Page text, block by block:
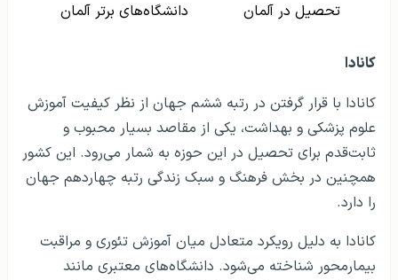
تحصیل در آلمان دانشگاه‌های برتر آلمان
کانادا
کانادا با قرار گرفتن در رتبه ششم جهان از نظر کیفیت آموزش
علوم پزشکی و بهداشت، یکی از مقاصد بسیار محبوب و
ثابت‌قدم برای تحصیل در این حوزه به شمار می‌رود. این کشور
همچنین در بخش فرهنگ و سبک زندگی رتبه چهاردهم جهان
را دارد.
کانادا به دلیل رویکرد متعادل میان آموزش تئوری و مراقبت
بیمارمحور شناخته می‌شود. دانشگاه‌های معتبری مانند